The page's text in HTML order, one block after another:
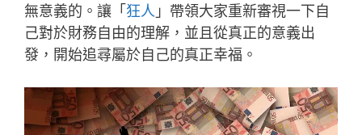
無意義的。讓「狂人 」帶領大家重新審視一下自
己對於財務自由的理解，並且從真正的意義出
發，開始追尋屬於自己的真正幸福。